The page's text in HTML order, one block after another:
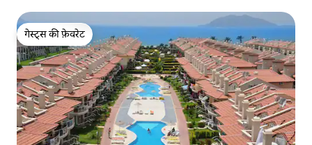
गेस्ट्स की फ़ेवरेट
गेस्ट्स की फ़ेवरेट